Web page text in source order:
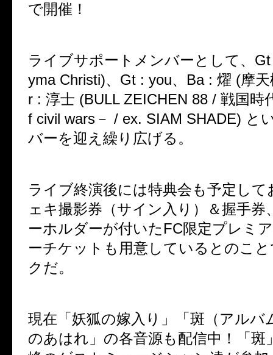
で開催！
ライブサポートメンバーとして、Gt
yma Christi)、Gt : you、Ba : 燿 (摩
r : 淳士 (BULL ZEICHEN 88 / 戦国時
f civil wars－ / ex. SIAM SHADE) と
バーを迎え繰り広げる。
ライブ終演後には特典会も予定し
ェキ撮影券（サイン入り）＆握手券
ーホルダーが付いたFC限定プレミ
ーチケットも用意しているとのこ
クだ。
現在 「妖狐の嫁入り」「斑（アルバ
のあはれ」の各音源も配信中！「斑